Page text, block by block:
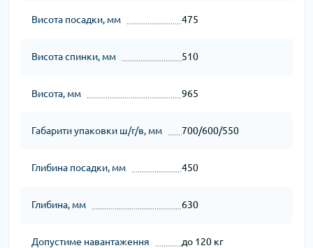
Висота посадки, мм 475
Висота спинки, мм 510
Висота, мм 965
Габарити упаковки ш/г/в, мм 700/600/550
Глибина посадки, мм 450
Глибина, мм 630
Допустиме навантаження до 120 кг